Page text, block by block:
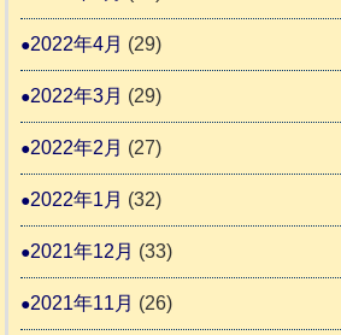
2022年4月 (29)
2022年3月 (29)
2022年2月 (27)
2022年1月 (32)
2021年12月 (33)
2021年11月 (26)